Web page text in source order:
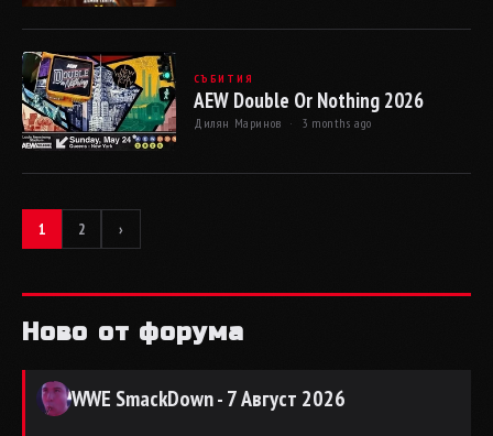
СЪБИТИЯ
AEW Double Or Nothing 2026
Дилян Маринов · 3 months ago
1 2 ›
Ново от форума
WWE SmackDown - 7 Август 2026